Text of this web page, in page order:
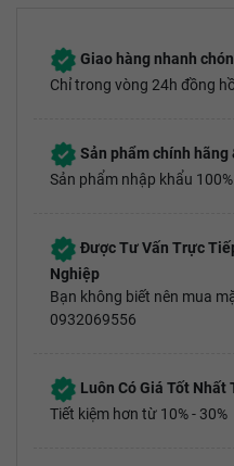
Giao hàng nhanh
Chỉ trong vòng 24h đồng
Sản phẩm chính hãng
Sản phẩm nhập khẩu 100%
Được Tư Vấn Trực
Nghiệp
Bạn không biết nên mua
0932069556
Luôn Có Giá Tốt Nhất
Tiết kiệm hơn từ 10% - 30%